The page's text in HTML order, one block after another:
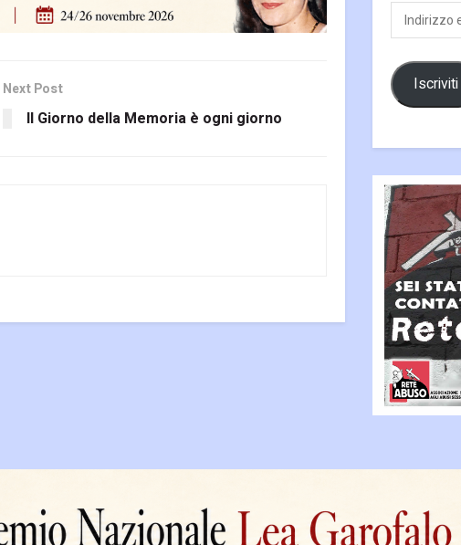
Next Post
Il Giorno della Memoria è ogni giorno
Indirizzo
email
Iscriviti